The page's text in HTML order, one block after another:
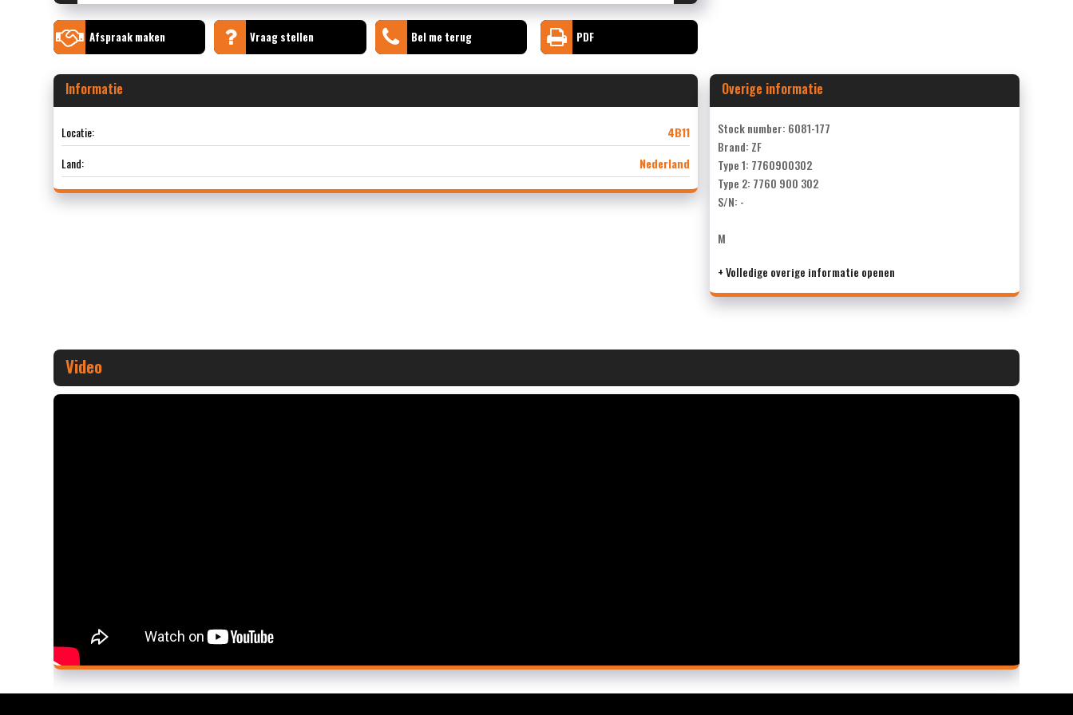
Afspraak maken Vraag stellen Bel me terug PDF
Informatie
Locatie:
4B11
Land:
Nederland
Overige informatie
Stock number: 6081-177
Brand: ZF
Type 1: 7760900302
Type 2: 7760 900 302
S/N: -
M
+ Volledige overige informatie openen
Video